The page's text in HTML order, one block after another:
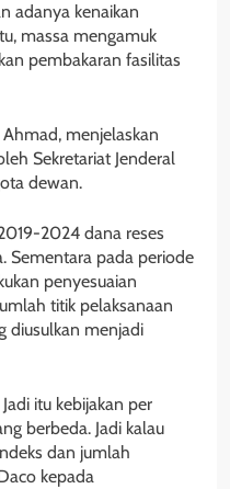
adanya kenaikan
massa mengamuk
pembakaran fasilitas
menjelaskan
Sekretariat Jenderal
dewan.
2024 dana reses
Sementara pada periode
penyesuaian
titik pelaksanaan
diusulkan menjadi
itu kebijakan per
berbeda. Jadi kalau
dan jumlah
kepada